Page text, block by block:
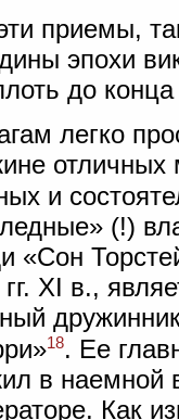
приемы,
эпохи
до
легко
отличных
и
(!)
«Сон
XI в.,
18. Ее
в наемной
Как